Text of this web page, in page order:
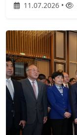
11.07.2026 •